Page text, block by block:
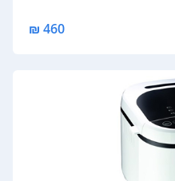
460 ₪